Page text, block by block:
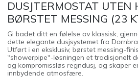
DUSJTERMOSTAT UTEN
BØRSTET MESSING (23
Gi badet ditt en følelse av klassisk,
dette elegante dusjsystemet fra
Utført i en eksklusiv, børstet messing-
"showerpipe"-løsningen et tradisjonelt
og kompromissløs regndusj, og skaper
innbydende atmosfære.